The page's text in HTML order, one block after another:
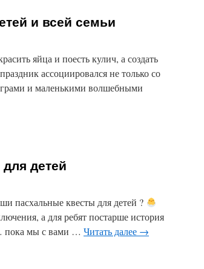
и всей семьи
яйца и поесть кулич, а создать
ассоциировался не только со
и маленькими волшебными
детей
пасхальные квесты для детей ?
а для ребят постарше история
пока мы с вами … Читать далее →